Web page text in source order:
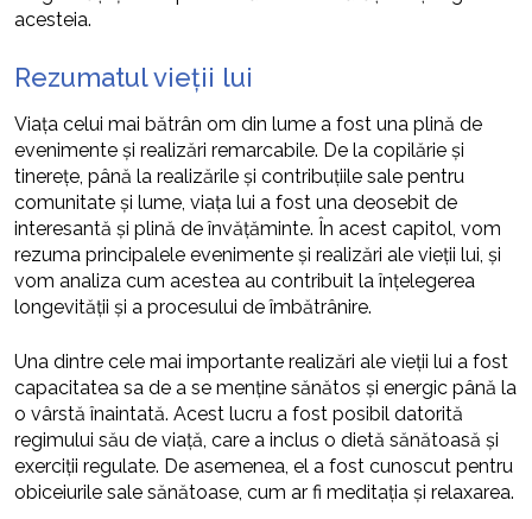
acesteia.
Rezumatul vieții lui
Viața celui mai bătrân om din lume a fost una plină de
evenimente și realizări remarcabile. De la copilărie și
tinerețe, până la realizările și contribuțiile sale pentru
comunitate și lume, viața lui a fost una deosebit de
interesantă și plină de învățăminte. În acest capitol, vom
rezuma principalele evenimente și realizări ale vieții lui, și
vom analiza cum acestea au contribuit la înțelegerea
longevității și a procesului de îmbătrânire.
Una dintre cele mai importante realizări ale vieții lui a fost
capacitatea sa de a se menține sănătos și energic până la
o vârstă înaintată. Acest lucru a fost posibil datorită
regimului său de viață, care a inclus o dietă sănătoasă și
exerciții regulate. De asemenea, el a fost cunoscut pentru
obiceiurile sale sănătoase, cum ar fi meditația și relaxarea.